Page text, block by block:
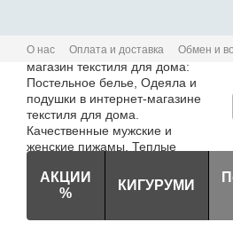
О нас Оплата и доставка Обмен и
Политика конфиденциальности
АКЦИИ
%
КИГУРУМИ